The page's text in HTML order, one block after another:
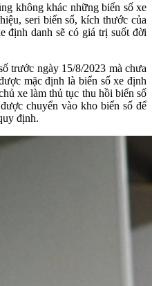
không khác những biển số xe
seri biển số, kích thước của
định danh sẽ có giá trị suốt đời
trước ngày 15/8/2023 mà chưa
mặc định là biển số xe định
xe làm thủ tục thu hồi biển số
chuyển vào kho biển số để
định.